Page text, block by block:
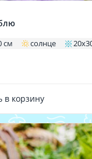
см солнце
в корзину